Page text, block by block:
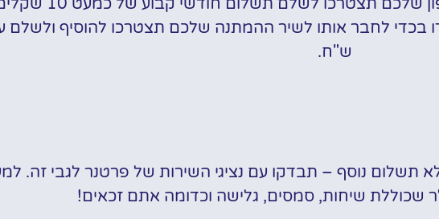
ש"ח.
תשלום נוסף – תבדקו עם נציגי השירות של פרטנר לגבי זה.
שכוללת שיחות, סמסים, גלישה וכדומה אתם זכאים!